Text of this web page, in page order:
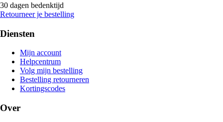
30 dagen bedenktijd
Retourneer je bestelling
Diensten
Mijn account
Helpcentrum
Volg mijn bestelling
Bestelling retourneren
Kortingscodes
Over